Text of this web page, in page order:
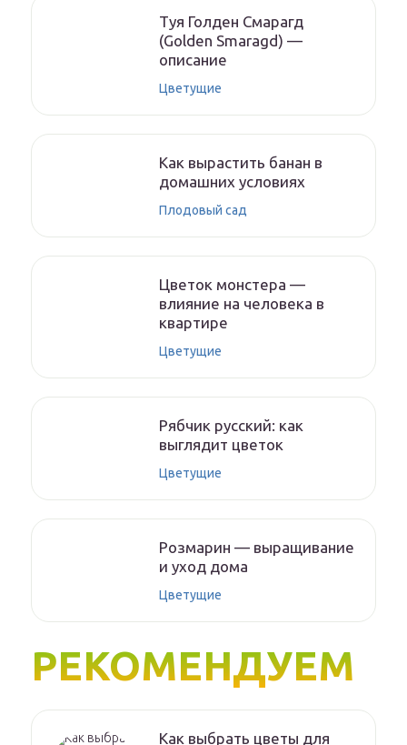
Туя Голден Смарагд
(Golden Smaragd) —
описание
Цветущие
Как вырастить банан в
домашних условиях
Плодовый сад
Цветок монстера —
влияние на человека в
квартире
Цветущие
Рябчик русский: как
выглядит цветок
Цветущие
Розмарин — выращивание
и уход дома
Цветущие
РЕКОМЕНДУЕМ
Как выбрать цветы для